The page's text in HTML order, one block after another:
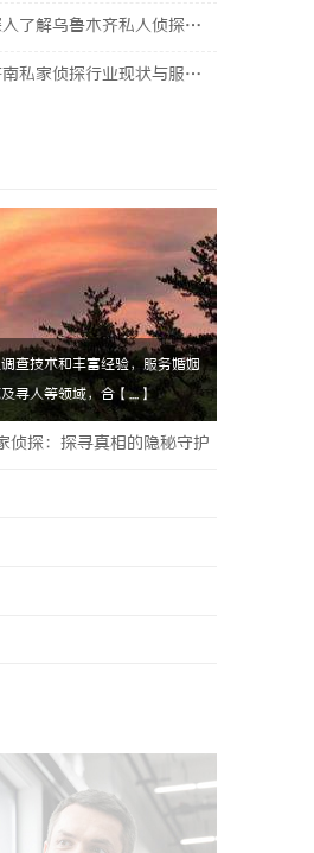
了解乌鲁木齐私人侦探行业的现状与发展趋势
私家侦探行业现状与服务解析：专业调查助您安心
查技术和丰富经验，服务婚姻
寻人等领域，合【....】
侦探：探寻真相的隐秘守护